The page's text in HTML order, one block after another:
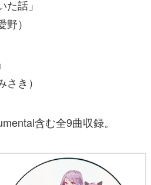
話」
）
き）
含む全9曲収録。